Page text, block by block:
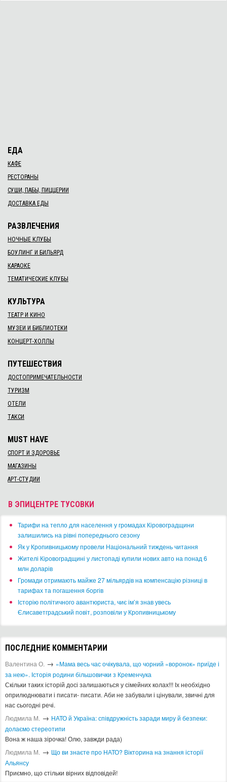
ЕДА
КАФЕ
РЕСТОРАНЫ
СУШИ, ПАБЫ, ПИЦЦЕРИИ
ДОСТАВКА ЕДЫ
РАЗВЛЕЧЕНИЯ
НОЧНЫЕ КЛУБЫ
БОУЛИНГ И БИЛЬЯРД
КАРАОКЕ
ТЕМАТИЧЕСКИЕ КЛУБЫ
КУЛЬТУРА
ТЕАТР И КИНО
МУЗЕИ И БИБЛИОТЕКИ
КОНЦЕРТ-ХОЛЛЫ
ПУТЕШЕСТВИЯ
ДОСТОПРИМЕЧАТЕЛЬНОСТИ
ТУРИЗМ
ОТЕЛИ
ТАКСИ
MUST HAVE
СПОРТ И ЗДОРОВЬЕ
МАГАЗИНЫ
АРТ-СТУДИИ
В ЭПИЦЕНТРЕ ТУСОВКИ
​Тарифи на тепло для населення у громадах Кіровоградщини
залишились на рівні попереднього сезону
​Як у Кропивницькому провели Національний тиждень читання
​Жителі Кіровоградщині у листопаді купили нових авто на понад 6
млн доларів
​Громади отримають майже 27 мільярдів на компенсацію різниці в
тарифах та погашення боргів
Історію політичного авантюриста, чиє ім’я знав увесь
Єлисаветградський повіт, розповіли у Кропивницькому
ПОСЛЕДНИЕ КОММЕНТАРИИ
Валентина О. → «Мама весь час очікувала, що чорний «воронок» приїде і
за нею». Історія родини більшовички з Кременчука
Скільки таких історій досі залишаються у сімейних колах!!! Іх необхідно
оприлюднювати і писати- писати. Аби не забували і цінували, звичні для
нас сьогодні речі.
Людмила М. → ​НАТО й Україна: співдружність заради миру й безпеки:
долаємо стереотипи
Вона ж наша зірочка! Олю, завжди рада)
Людмила М. → Що ви знаєте про НАТО? Вікторина на знання історії
Альянсу ​
Приємно, що стільки вірних відповідей!